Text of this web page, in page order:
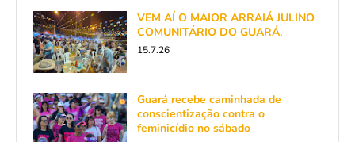
VEM AÍ O MAIOR ARRAIÁ JULINO
COMUNITÁRIO DO GUARÁ.
15.7.26
Guará recebe caminhada de
conscientização contra o
feminicídio no sábado